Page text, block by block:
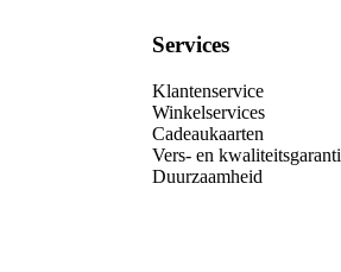
Services
Klantenservice
Winkelservices
Cadeaukaarten
Vers- en
Duurzaamheid